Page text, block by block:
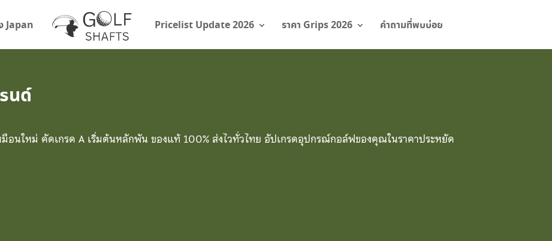
Japan Pricelist Update 2026 ราคา Grips 2026 คำถามที่พบบ่อย
นด์
มือนใหม่ คัดเกรด A เริ่มต้นหลักพัน ของแท้ 100% ส่งไวทั่วไทย อัปเกรดอุปกรณ์กอล์ฟของคุณในราคาประหยัด